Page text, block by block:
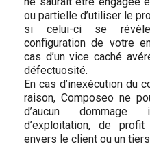
ou partielle d’utiliser le
si celui-ci se
configuration de votre
cas d’un vice caché
défectuosité.
En cas d’inexécution du
raison, Composeo ne
d’aucun dommage
d’exploitation, de
envers le client ou un